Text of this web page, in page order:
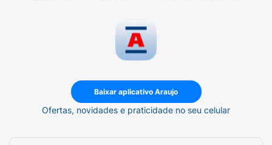
Baixar aplicativo Araujo
Ofertas, novidades e praticidade no seu celular